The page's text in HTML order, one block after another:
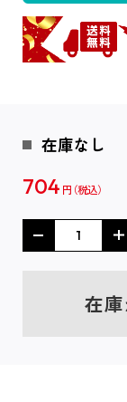
在庫なし
704 円
在